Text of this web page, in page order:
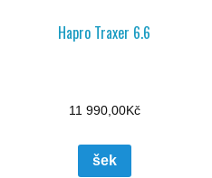
Hapro Traxer 6.6
11 990,00Kč
šek